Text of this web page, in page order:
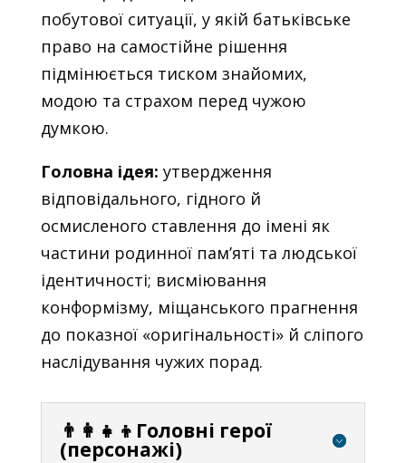
побутової ситуації, у якій батьківське
право на самостійне рішення
підмінюється тиском знайомих,
модою та страхом перед чужою
думкою.
Головна ідея: утвердження
відповідального, гідного й
осмисленого ставлення до імені як
частини родинної пам’яті та людської
ідентичності; висміювання
конформізму, міщанського прагнення
до показної «оригінальності» й сліпого
наслідування чужих порад.
👨‍👩‍👧‍👦Головні герої
(персонажі)